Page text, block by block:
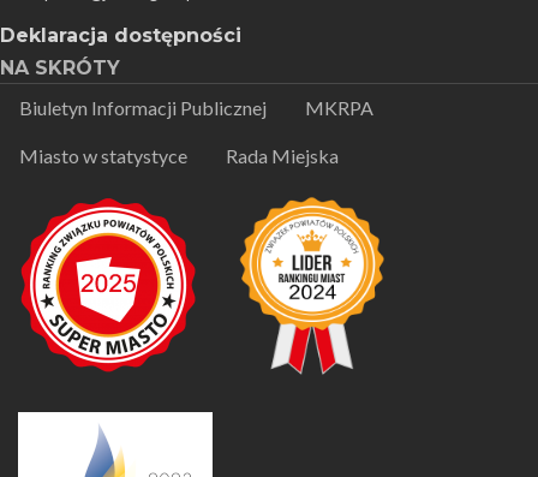
Deklaracja dostępności
NA SKRÓTY
Biuletyn Informacji Publicznej
MKRPA
Miasto w statystyce Rada Miejska